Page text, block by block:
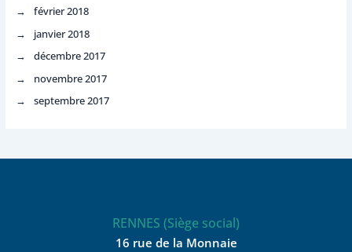
février 2018
janvier 2018
décembre 2017
novembre 2017
septembre 2017
RENNES (Siège social)
16 rue de la Monnaie